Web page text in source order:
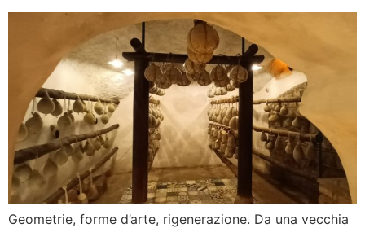
Geometrie, forme d’arte, rigenerazione. Da una vecchia